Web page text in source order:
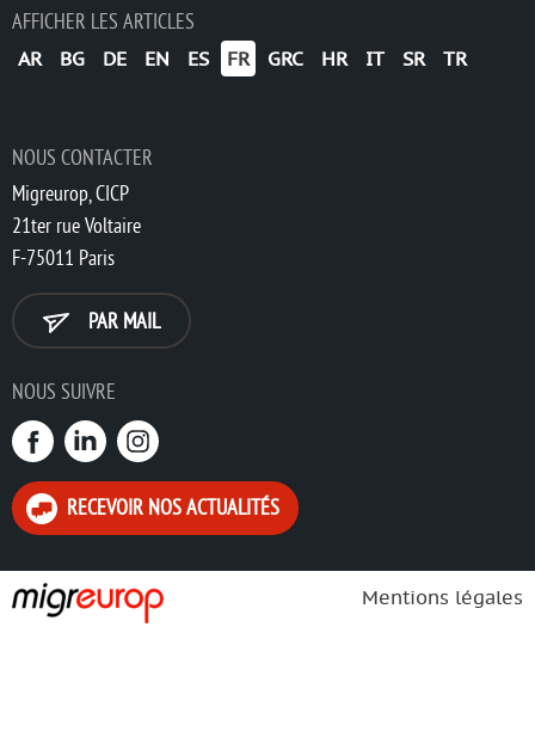
AFFICHER LES ARTICLES
AR BG DE EN ES FR GRC HR IT SR TR
NOUS CONTACTER
Migreurop, CICP
21ter rue Voltaire
F-75011 Paris
PAR MAIL
NOUS SUIVRE
RECEVOIR NOS ACTUALITÉS
Mentions légales